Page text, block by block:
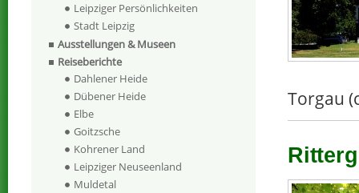
Torgau
Leipziger Persönlichkeiten
Stadt Leipzig
Ausstellungen & Museen
Reiseberichte
Dahlener Heide
Dübener Heide
Elbe
Goitzsche
Kohrener Land
Leipziger Neuseenland
Muldetal